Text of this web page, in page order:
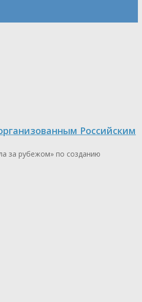
Российским
за рубежом» по созданию